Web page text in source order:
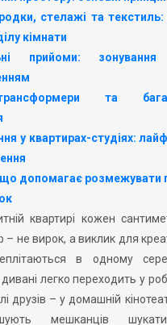
стелажі та текстиль:
кімнати
прийоми:
трансформери та
у квартирах-студіях:
допомагає розмежувати
квартирі кожен
– не вирок, а виклик для
в одному
легко переходить у
друзів – у домашній
мешканців